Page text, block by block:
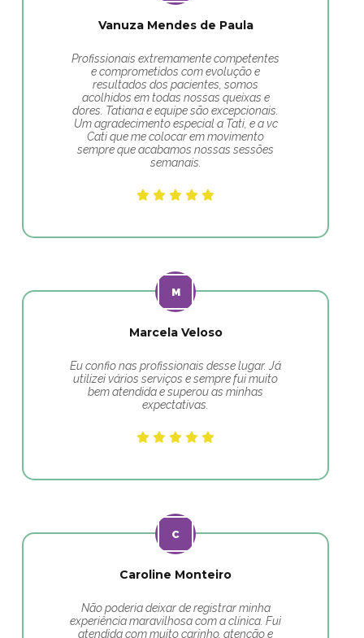
Vanuza Mendes de Paula
Profissionais extremamente competentes
e comprometidos com evolução e
resultados dos pacientes, somos
acolhidos em todas nossas queixas e
dores. Tatiana e equipe são excepcionais.
Um agradecimento especial a Tati, e a vc
Cati que me colocar em movimento
sempre que acabamos nossas sessões
semanais.
Marcela Veloso
Eu confio nas profissionais desse lugar. Já
utilizei vários serviços e sempre fui muito
bem atendida e superou as minhas
expectativas.
Caroline Monteiro
Não poderia deixar de registrar minha
experiência maravilhosa com a clínica. Fui
atendida com muito carinho, atenção e